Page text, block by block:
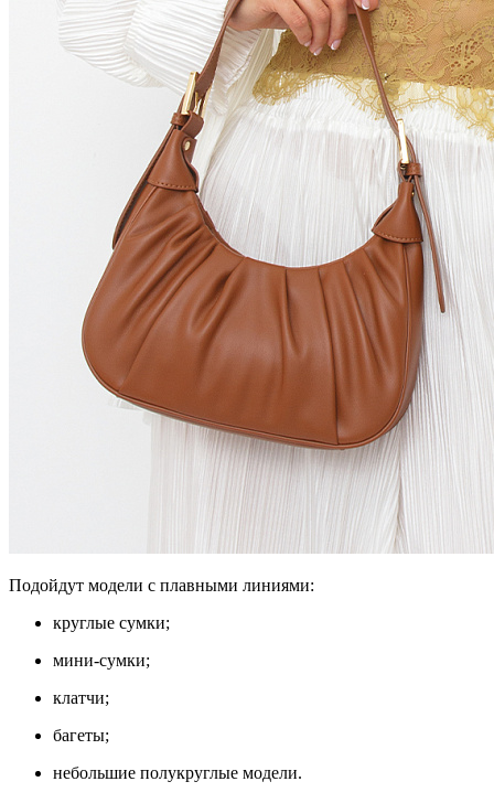
Подойдут модели с плавными линиями:
круглые сумки;
мини-сумки;
клатчи;
багеты;
небольшие полукруглые модели.